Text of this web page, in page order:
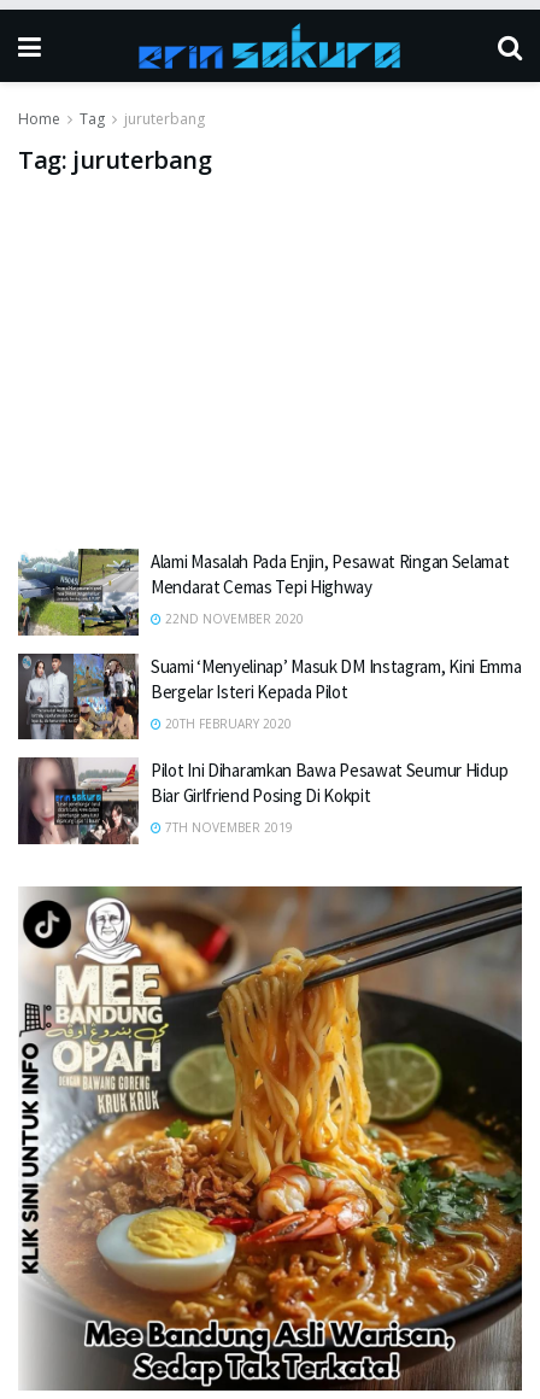
Home Tag juruterbang
Tag: juruterbang
Alami Masalah Pada Enjin, Pesawat Ringan Selamat
Mendarat Cemas Tepi Highway
22ND NOVEMBER 2020
Suami ‘Menyelinap’ Masuk DM Instagram, Kini Emma
Bergelar Isteri Kepada Pilot
20TH FEBRUARY 2020
Pilot Ini Diharamkan Bawa Pesawat Seumur Hidup
Biar Girlfriend Posing Di Kokpit
7TH NOVEMBER 2019